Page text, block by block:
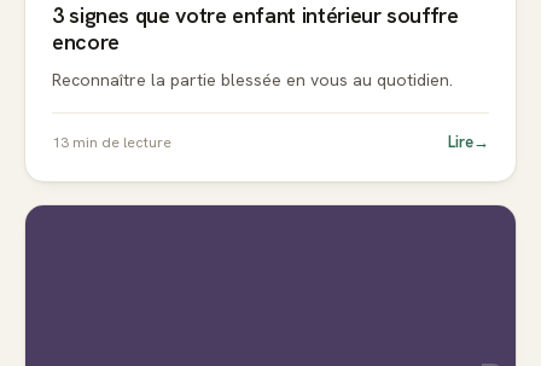
3 signes que votre enfant intérieur souffre
encore
Reconnaître la partie blessée en vous au quotidien.
13 min de lecture Lire→